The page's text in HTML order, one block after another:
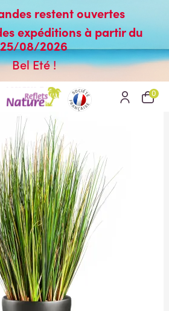
restent ouvertes
expéditions à partir du
25/08/2026
Bel Eté !
0